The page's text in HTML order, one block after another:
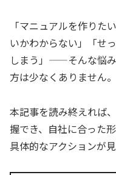
「マニュアルを作りた
いかわからない」「せ
しまう」——そんな悩
方は少なくありません。
本記事を読み終えれば
握でき、自社に合った
具体的なアクションが